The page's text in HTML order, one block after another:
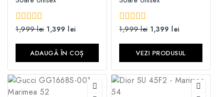
0
5
1,999lei 1,399 lei
ADAUGĂ ÎN COȘ
0
5
1,999lei 1,399 lei
VEZI PRODUSUL